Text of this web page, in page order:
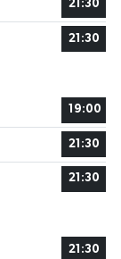
21:30
21:30
19:00
21:30
21:30
21:30